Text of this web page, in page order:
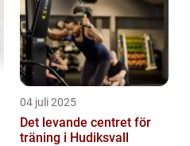
04 juli 2025
Det levande centret för
träning i Hudiksvall